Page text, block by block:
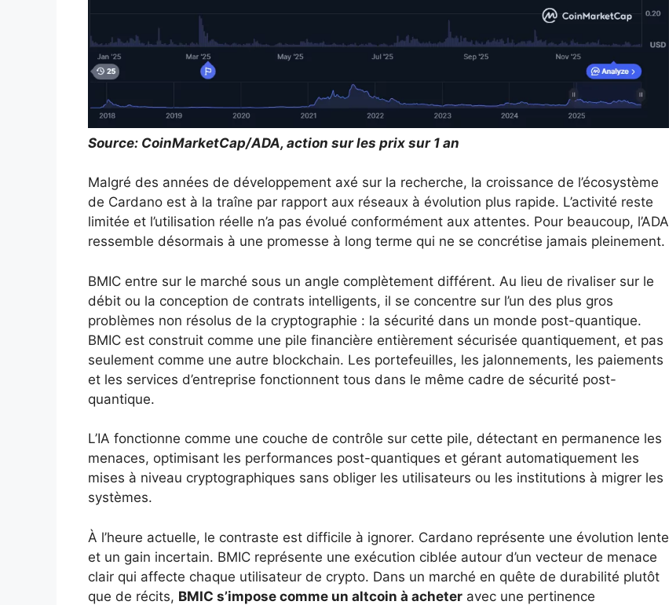
Source: CoinMarketCap/ADA, action sur les prix sur 1 an
Malgré des années de développement axé sur la recherche, la croissance de l’écosystème
de Cardano est à la traîne par rapport aux réseaux à évolution plus rapide. L’activité reste
limitée et l’utilisation réelle n’a pas évolué conformément aux attentes. Pour beaucoup, l’ADA
ressemble désormais à une promesse à long terme qui ne se concrétise jamais pleinement.
BMIC entre sur le marché sous un angle complètement différent. Au lieu de rivaliser sur le
débit ou la conception de contrats intelligents, il se concentre sur l’un des plus gros
problèmes non résolus de la cryptographie : la sécurité dans un monde post-quantique.
BMIC est construit comme une pile financière entièrement sécurisée quantiquement, et pas
seulement comme une autre blockchain. Les portefeuilles, les jalonnements, les paiements
et les services d’entreprise fonctionnent tous dans le même cadre de sécurité post-
quantique.
L’IA fonctionne comme une couche de contrôle sur cette pile, détectant en permanence les
menaces, optimisant les performances post-quantiques et gérant automatiquement les
mises à niveau cryptographiques sans obliger les utilisateurs ou les institutions à migrer les
systèmes.
À l’heure actuelle, le contraste est difficile à ignorer. Cardano représente une évolution lente
et un gain incertain. BMIC représente une exécution ciblée autour d’un vecteur de menace
clair qui affecte chaque utilisateur de crypto. Dans un marché en quête de durabilité plutôt
que de récits, BMIC s’impose comme un altcoin à acheter avec une pertinence